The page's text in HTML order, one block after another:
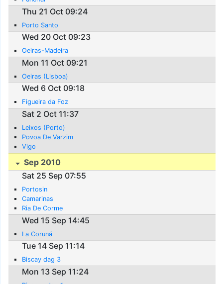
Thu 21 Oct 09:24
Porto Santo
Wed 20 Oct 09:23
Oeiras-Madeira
Mon 11 Oct 09:21
Oeiras (Lisboa)
Wed 6 Oct 09:18
Figueira da Foz
Sat 2 Oct 11:37
Leixos (Porto)
Povoa De Varzim
Vigo
Sep 2010
Sat 25 Sep 07:55
Portosin
Camarinas
Ria De Corme
Wed 15 Sep 14:45
La Coruná
Tue 14 Sep 11:14
Biscay dag 3
Mon 13 Sep 11:24